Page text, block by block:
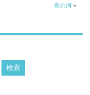
夜の河»